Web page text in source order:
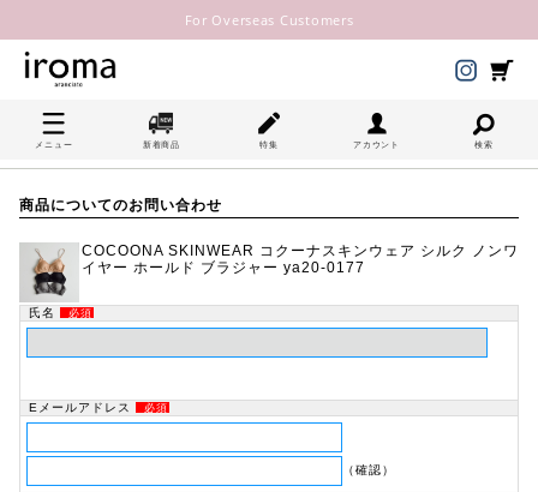
For Overseas Customers
メニュー 新着商品 特集 アカウント 検索
商品についてのお問い合わせ
COCOONA SKINWEAR コクーナスキンウェア シルク ノンワ
イヤー ホールド ブラジャー ya20-0177
氏名 必須
Eメールアドレス 必須
（確認）